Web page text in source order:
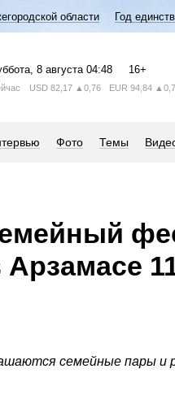
области Год
, 8 августа 04:48 16+
USD 82,17 ▲0,76 EUR 94,84
Фото Темы
Арзамасе
семейные пары и